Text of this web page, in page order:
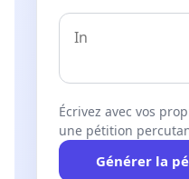
Écrivez avec vos
une pétition
Générer la